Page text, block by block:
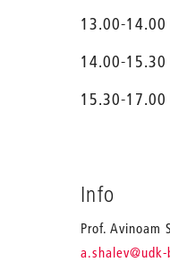
13.00-
14.00-
15.30-
Info
Prof. Avinoam
a.shalev_